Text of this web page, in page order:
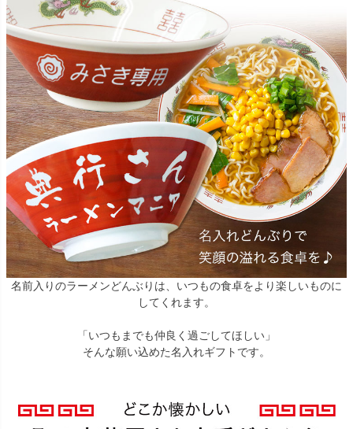
名前入りのラーメンどんぶりは、いつもの食卓をより楽しいものに
してくれます。
「いつもまでも仲良く過ごしてほしい」
そんな願い込めた名入れギフトです。